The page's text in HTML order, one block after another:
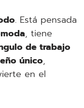
. Está pensada
, tiene
de trabajo
único,
en el